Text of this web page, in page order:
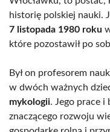
historię polskiej nauki.
7 listopada 1980 roku
które pozostawił po
Był on profesorem
w dwóch ważnych
mykologii. Jego prace i
znaczącego rozwoju